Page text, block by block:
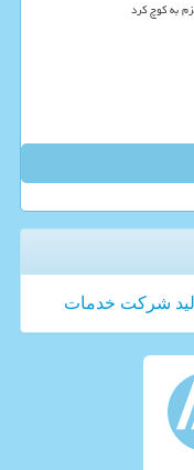
به کوچ کرد
شركت خدمات